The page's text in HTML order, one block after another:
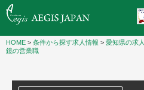
HOME > 条件から探す求人情報 > 愛知県の求
鏡の営業職